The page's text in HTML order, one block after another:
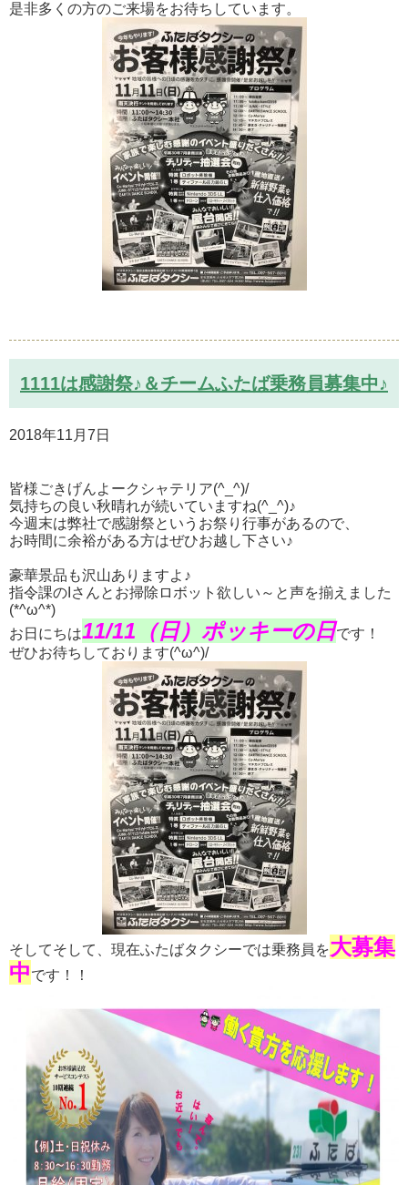
是非多くの方のご来場をお待ちしています。
1111は感謝祭♪＆チームふたば乗務員募集中♪
2018年11月7日
皆様ごきげんよークシャテリア(^_^)/
気持ちの良い秋晴れが続いていますね(^_^)♪
今週末は弊社で感謝祭というお祭り行事があるので、
お時間に余裕がある方はぜひお越し下さい♪
豪華景品も沢山ありますよ♪
指令課のIさんとお掃除ロボット欲しい～と声を揃えました
(*^ω^*)
お日にちは11/11（日）ポッキーの日です！
ぜひお待ちしております(^ω^)/
そしてそして、現在ふたばタクシーでは乗務員を大募集
中です！！